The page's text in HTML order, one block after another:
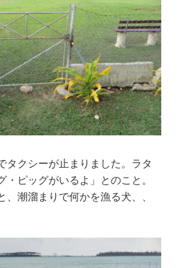
タクシーが止まりました。ラタ
・ピッグがいるよ」とのこと。
、潮溜まりで何かを漁る犬、、